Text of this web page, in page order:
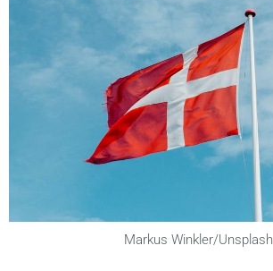
Markus Winkler/Unsplash.